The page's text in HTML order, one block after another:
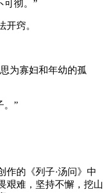
可彻。”
开窍。
为寡妇和年幼的孤
。”
作的《列子·汤问》中
艰难，坚持不懈，挖山